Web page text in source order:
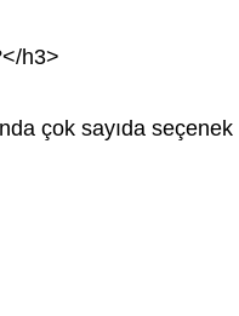
h3>
çok sayıda seçenek